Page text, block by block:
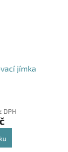
jímka
DPH